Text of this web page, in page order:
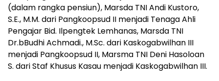
(dalam rangka pensiun), Marsda TNI Andi Kustoro,
S.E., M.M. dari Pangkoopsud II menjadi Tenaga Ahli
Pengajar Bid. Ilpengtek Lemhanas, Marsda TNI
Dr.bBudhi Achmadi., M.Sc. dari Kaskogabwilhan III
menjadi Pangkoopsud II, Marsma TNI Deni Hasoloan
S. dari Staf Khusus Kasau menjadi Kaskogabwilhan III.